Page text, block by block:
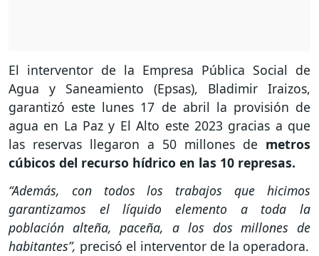
El interventor de la Empresa Pública Social de
Agua y Saneamiento (Epsas), Bladimir Iraizos,
garantizó este lunes 17 de abril la provisión de
agua en La Paz y El Alto este 2023 gracias a que
las reservas llegaron a 50 millones de metros
cúbicos del recurso hídrico en las 10 represas.
“Además, con todos los trabajos que hicimos
garantizamos el líquido elemento a toda la
población alteña, paceña, a los dos millones de
habitantes”, precisó el interventor de la operadora.